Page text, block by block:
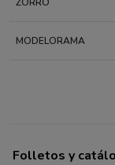
MODELORAMA
Folletos y